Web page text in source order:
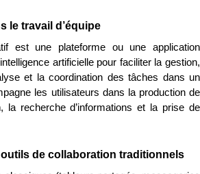
le travail d’équipe
est une plateforme ou une application
artificielle pour faciliter la gestion,
et la coordination des tâches dans un
les utilisateurs dans la production de
la recherche d’informations et la prise de
de collaboration traditionnels